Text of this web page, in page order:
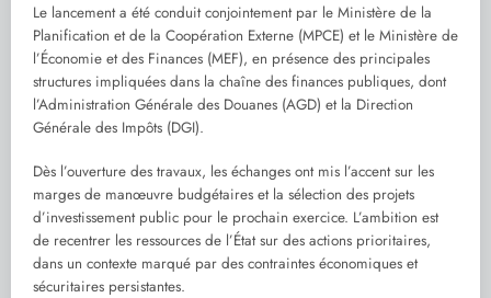
Le lancement a été conduit conjointement par le Ministère de la
Planification et de la Coopération Externe (MPCE) et le Ministère de
l’Économie et des Finances (MEF), en présence des principales
structures impliquées dans la chaîne des finances publiques, dont
l’Administration Générale des Douanes (AGD) et la Direction
Générale des Impôts (DGI).
Dès l’ouverture des travaux, les échanges ont mis l’accent sur les
marges de manœuvre budgétaires et la sélection des projets
d’investissement public pour le prochain exercice. L’ambition est
de recentrer les ressources de l’État sur des actions prioritaires,
dans un contexte marqué par des contraintes économiques et
sécuritaires persistantes.